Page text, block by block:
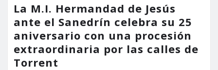
La M.I. Hermandad de Jesús
ante el Sanedrín celebra su 25
aniversario con una procesión
extraordinaria por las calles de
Torrent